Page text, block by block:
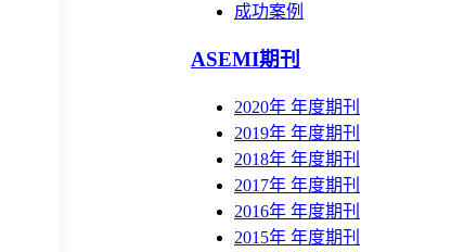
成功案例
ASEMI期刊
2020年 年度期刊
2019年 年度期刊
2018年 年度期刊
2017年 年度期刊
2016年 年度期刊
2015年 年度期刊